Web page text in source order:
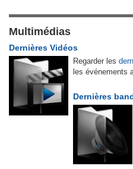
Multimédias
Dernières Vidéos
Regarder les
les événements
Dernières